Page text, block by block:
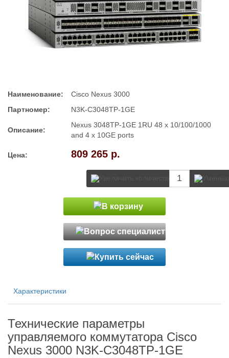
Наименование:
Cisco Nexus 3000
Партномер:
N3K-C3048TP-1GE
Описание:
Nexus 3048TP-1GE 1RU 48 x 10/100/1000
and 4 x 10GE ports
Цена: 809 265 р.
Характеристики
Технические параметры
управляемого коммутатора Cisco
Nexus 3000 N3K-C3048TP-1GE